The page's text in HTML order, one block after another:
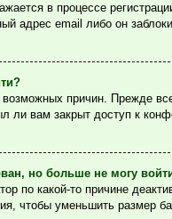
в процессе
адрес email либо он
причин. Прежде
ли вам закрыт доступ к
но больше не могу
по какой-то причине
чтобы уменьшить размер